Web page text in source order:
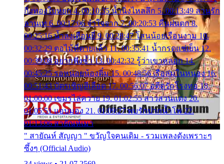
กิ่งทองใบหยก 4. 00:10:35 น้ำนิ่งไหลลึก 5. 00:13:49 ลานรัก
ลานเท 6. 00:17:06 จำใจจาก 7. 00:20:53 คืนฝนตก 8.
00:25:16 น้ำลงเดือนยี่ 9. 00:28:47 โสนน้อยเรือนงาม 10.
00:32:29 ตอไม้ที่ตายแล้ว 11. 00:35:41 น้ำกรดแช่เย็น 12.
00:39:08 อยากฟังซ้ำ 13. 00:42:32 รู้ว่าเขาหลอก 14.
00:45:25 รอหน่อยน้องติ๋ม 15. 00:48:56 เรือล่มในหนอง 16.
00:51:43 บัตรเชิญสีเลือด 17. 00:56:07 อดีตรักโรงทอ 18.
01:00:00 เขมรไล่ควาย 19. 01:02:55 สาวสวนแตง 20.
01:05:51 แอบมอง 21. 01:09:27 พบรักปากน้ำโพ 22.
01:13:06 สายัณห์เมา
" สายัณห์ สัญญา " ขวัญใจคนเดิม - รวมเพลงดังเพราะๆ
ซึ้งๆ (Official Audio)